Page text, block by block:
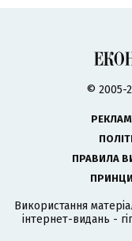
© 2005-
ПРАВИЛА
Використання
інтернет-видань -